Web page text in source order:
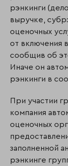
рэнкинги
выручке,
оценочных
от включения
сообщив об
Иначе он
рэнкинги в
При участии
компания
оценочных
заполненной
рэнкинге